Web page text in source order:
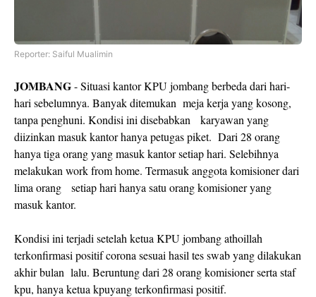
Reporter: Saiful Mualimin
JOMBANG- Situasi kantor KPU jombang berbeda dari hari-
hari sebelumnya. Banyak ditemukan meja kerja yang kosong,
tanpa penghuni. Kondisi ini disebabkan karyawan yang
diizinkan masuk kantor hanya petugas piket. Dari 28 orang
hanya tiga orang yang masuk kantor setiap hari. Selebihnya
melakukan work from home. Termasuk anggota komisioner dari
lima orang setiap hari hanya satu orang komisioner yang
masuk kantor.
Kondisi ini terjadi setelah ketua KPU jombang athoillah
terkonfirmasi positif corona sesuai hasil tes swab yang dilakukan
akhir bulan lalu. Beruntung dari 28 orang komisioner serta staf
kpu, hanya ketua kpuyang terkonfirmasi positif.